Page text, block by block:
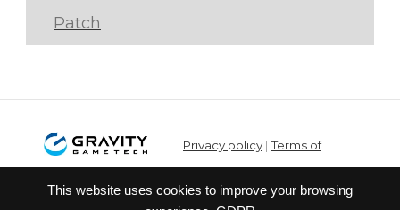
This website uses cookies to improve your browsing
Patch
Privacy policy |Terms of
service
© Gravity Co.,Ltd. & Lee